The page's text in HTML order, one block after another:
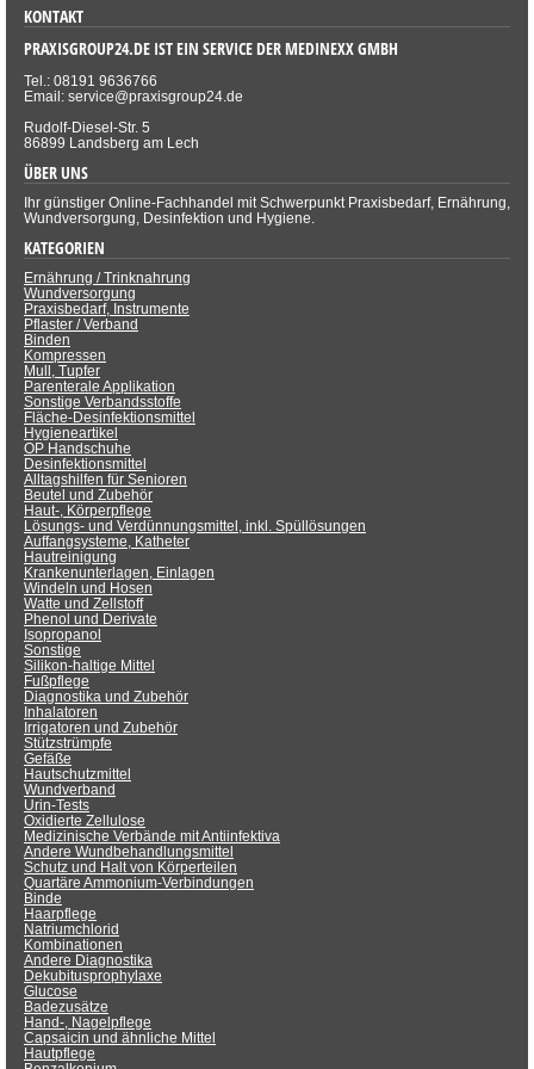
KONTAKT
PRAXISGROUP24.DE IST EIN SERVICE DER MEDINEXX GMBH
Tel.: 08191 9636766
Email: service@praxisgroup24.de
Rudolf-Diesel-Str. 5
86899 Landsberg am Lech
ÜBER UNS
Ihr günstiger Online-Fachhandel mit Schwerpunkt Praxisbedarf, Ernährung,
Wundversorgung, Desinfektion und Hygiene.
KATEGORIEN
Ernährung / Trinknahrung
Wundversorgung
Praxisbedarf, Instrumente
Pflaster / Verband
Binden
Kompressen
Mull, Tupfer
Parenterale Applikation
Sonstige Verbandsstoffe
Fläche-Desinfektionsmittel
Hygieneartikel
OP Handschuhe
Desinfektionsmittel
Alltagshilfen für Senioren
Beutel und Zubehör
Haut-, Körperpflege
Lösungs- und Verdünnungsmittel, inkl. Spüllösungen
Auffangsysteme, Katheter
Hautreinigung
Krankenunterlagen, Einlagen
Windeln und Hosen
Watte und Zellstoff
Phenol und Derivate
Isopropanol
Sonstige
Silikon-haltige Mittel
Fußpflege
Diagnostika und Zubehör
Inhalatoren
Irrigatoren und Zubehör
Stützstrümpfe
Gefäße
Hautschutzmittel
Wundverband
Urin-Tests
Oxidierte Zellulose
Medizinische Verbände mit Antiinfektiva
Andere Wundbehandlungsmittel
Schutz und Halt von Körperteilen
Quartäre Ammonium-Verbindungen
Binde
Haarpflege
Natriumchlorid
Kombinationen
Andere Diagnostika
Dekubitusprophylaxe
Glucose
Badezusätze
Hand-, Nagelpflege
Capsaicin und ähnliche Mittel
Hautpflege